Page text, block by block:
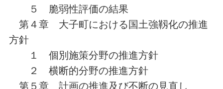
５ 脆弱性評価の結果
第４章 大子町における国土強靱化の推進
方針
１ 個別施策分野の推進方針
２ 横断的分野の推進方針
第５章 計画の推進及び不断の見直し